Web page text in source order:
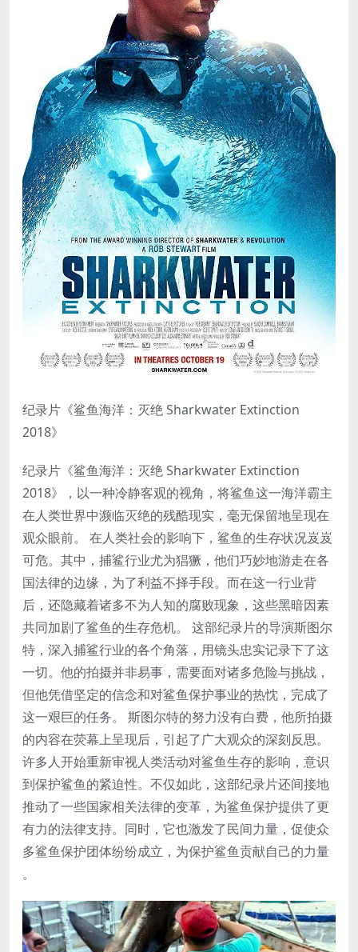
纪录片《鲨鱼海洋：灭绝 Sharkwater Extinction
2018》
纪录片《鲨鱼海洋：灭绝 Sharkwater Extinction
2018》，以一种冷静客观的视角，将鲨鱼这一海洋霸主
在人类世界中濒临灭绝的残酷现实，毫无保留地呈现在
观众眼前。 在人类社会的影响下，鲨鱼的生存状况岌岌
可危。其中，捕鲨行业尤为猖獗，他们巧妙地游走在各
国法律的边缘，为了利益不择手段。而在这一行业背
后，还隐藏着诸多不为人知的腐败现象，这些黑暗因素
共同加剧了鲨鱼的生存危机。 这部纪录片的导演斯图尔
特，深入捕鲨行业的各个角落，用镜头忠实记录下了这
一切。他的拍摄并非易事，需要面对诸多危险与挑战，
但他凭借坚定的信念和对鲨鱼保护事业的热忱，完成了
这一艰巨的任务。 斯图尔特的努力没有白费，他所拍摄
的内容在荧幕上呈现后，引起了广大观众的深刻反思。
许多人开始重新审视人类活动对鲨鱼生存的影响，意识
到保护鲨鱼的紧迫性。不仅如此，这部纪录片还间接地
推动了一些国家相关法律的变革，为鲨鱼保护提供了更
有力的法律支持。同时，它也激发了民间力量，促使众
多鲨鱼保护团体纷纷成立，为保护鲨鱼贡献自己的力量
。